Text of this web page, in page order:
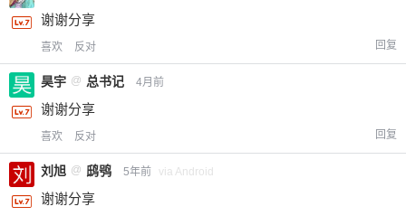
谢谢分享
喜欢 反对 回复
昊宇 @ 总书记 4月前
谢谢分享
喜欢 反对 回复
刘旭 @ 鸱鸮 5年前 via Android
谢谢分享